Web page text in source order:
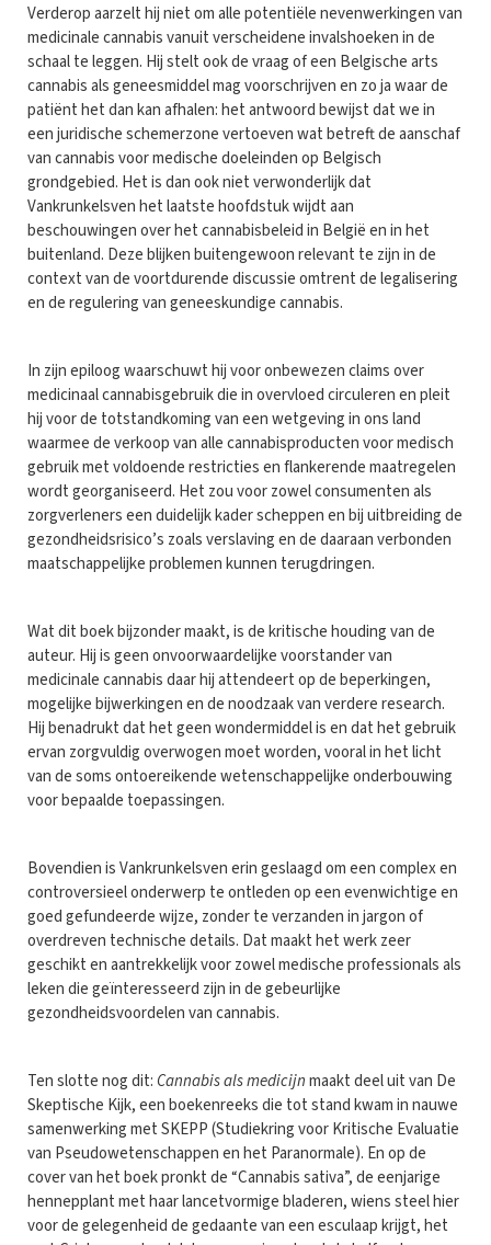
Verderop aarzelt hij niet om alle potentiële nevenwerkingen van
medicinale cannabis vanuit verscheidene invalshoeken in de
schaal te leggen. Hij stelt ook de vraag of een Belgische arts
cannabis als geneesmiddel mag voorschrijven en zo ja waar de
patiënt het dan kan afhalen: het antwoord bewijst dat we in
een juridische schemerzone vertoeven wat betreft de aanschaf
van cannabis voor medische doeleinden op Belgisch
grondgebied. Het is dan ook niet verwonderlijk dat
Vankrunkelsven het laatste hoofdstuk wijdt aan
beschouwingen over het cannabisbeleid in België en in het
buitenland. Deze blijken buitengewoon relevant te zijn in de
context van de voortdurende discussie omtrent de legalisering
en de regulering van geneeskundige cannabis.
In zijn epiloog waarschuwt hij voor onbewezen claims over
medicinaal cannabisgebruik die in overvloed circuleren en pleit
hij voor de totstandkoming van een wetgeving in ons land
waarmee de verkoop van alle cannabisproducten voor medisch
gebruik met voldoende restricties en flankerende maatregelen
wordt georganiseerd. Het zou voor zowel consumenten als
zorgverleners een duidelijk kader scheppen en bij uitbreiding de
gezondheidsrisico’s zoals verslaving en de daaraan verbonden
maatschappelijke problemen kunnen terugdringen.
Wat dit boek bijzonder maakt, is de kritische houding van de
auteur. Hij is geen onvoorwaardelijke voorstander van
medicinale cannabis daar hij attendeert op de beperkingen,
mogelijke bijwerkingen en de noodzaak van verdere research.
Hij benadrukt dat het geen wondermiddel is en dat het gebruik
ervan zorgvuldig overwogen moet worden, vooral in het licht
van de soms ontoereikende wetenschappelijke onderbouwing
voor bepaalde toepassingen.
Bovendien is Vankrunkelsven erin geslaagd om een complex en
controversieel onderwerp te ontleden op een evenwichtige en
goed gefundeerde wijze, zonder te verzanden in jargon of
overdreven technische details. Dat maakt het werk zeer
geschikt en aantrekkelijk voor zowel medische professionals als
leken die geïnteresseerd zijn in de gebeurlijke
gezondheidsvoordelen van cannabis.
Ten slotte nog dit: Cannabis als medicijnmaakt deel uit van De
Skeptische Kijk, een boekenreeks die tot stand kwam in nauwe
samenwerking met SKEPP (Studiekring voor Kritische Evaluatie
van Pseudowetenschappen en het Paranormale). En op de
cover van het boek pronkt de “Cannabis sativa”, de eenjarige
hennepplant met haar lancetvormige bladeren, wiens steel hier
voor de gelegenheid de gedaante van een esculaap krijgt, het